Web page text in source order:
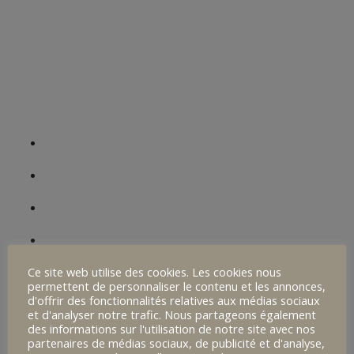
4eme Alternance
Nos Spécificités
Vivre au collège
Ce site web utilise des cookies. Les cookies nous
permettent de personnaliser le contenu et les annonces,
d'offrir des fonctionnalités relatives aux médias sociaux
et d'analyser notre trafic. Nous partageons également
des informations sur l'utilisation de notre site avec nos
partenaires de médias sociaux, de publicité et d'analyse,